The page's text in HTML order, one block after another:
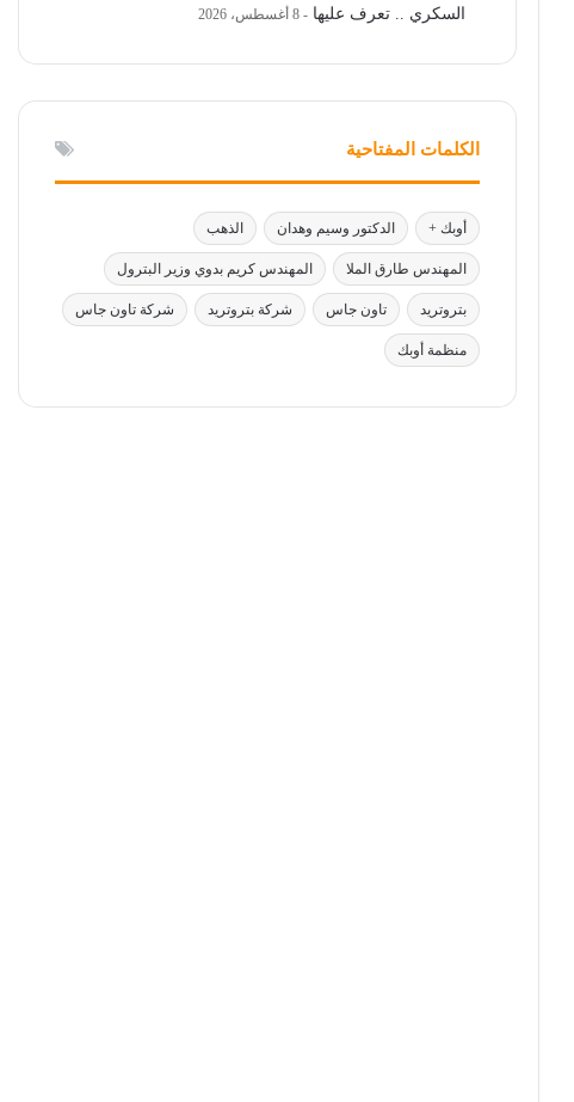
السكري .. تعرف عليها
8 أغسطس، 2026
الكلمات المفتاحية
أوبك + الدكتور وسيم وهدان الذهب
المهندس طارق الملا المهندس كريم بدوي وزير البترول
بتروتريد تاون جاس شركة بتروتريد شركة تاون جاس
منظمة أوبك